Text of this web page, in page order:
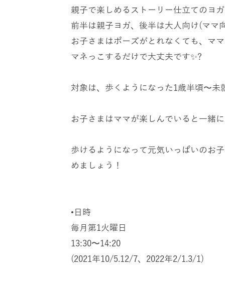
親子で楽しめるストーリー仕立てのヨ
前半は親子ヨガ、後半は大人向け(ママ
お子さまはポーズがとれなくても、マ
マネっこするだけで大丈夫です✨?
対象は、歩くようになった1歳半頃〜
お子さまはママが楽しんでいると一緒
歩けるようになって元気いっぱいのお
めましょう！
•日時
毎月第1火曜日
13:30〜14:20
(2021年10/5.12/7、2022年2/1.3/1)